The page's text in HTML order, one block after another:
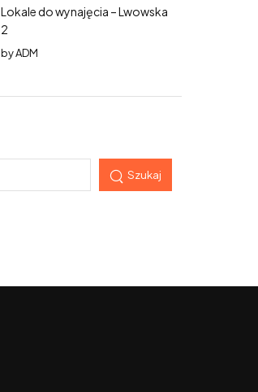
Lokale do wynajęcia – Lwowska
2
byADM
Szukaj